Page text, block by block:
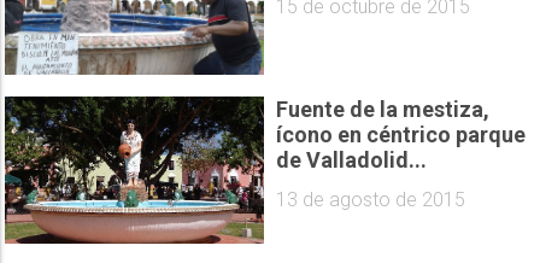
15 de octubre de 2015
Fuente de la mestiza,
ícono en céntrico parque
de Valladolid...
13 de agosto de 2015